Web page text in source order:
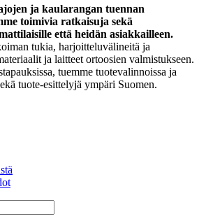
ja kaularangan tuennan
toimivia ratkaisuja sekä
että heidän asiakkailleen.
tukia, harjoitteluvälineitä ja
ja laitteet ortoosien valmistukseen.
tuemme tuotevalinnoissa ja
tuote-esittelyjä ympäri Suomen.